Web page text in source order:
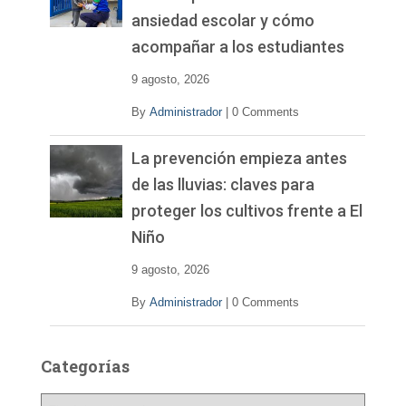
ansiedad escolar y cómo
acompañar a los estudiantes
9 agosto, 2026
By Administrador 0 Comments
La prevención empieza antes
de las lluvias: claves para
proteger los cultivos frente a El
Niño
9 agosto, 2026
By Administrador 0 Comments
Categorías